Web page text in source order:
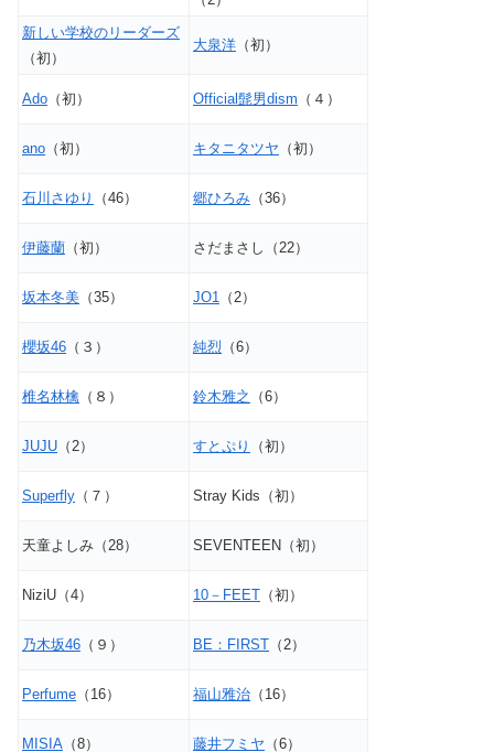
新しい学校のリーダーズ
（初）
大泉洋 （初）
Ado （初） Official髭男dism （４）
ano （初） キタニタツヤ （初）
石川さゆり （46） 郷ひろみ （36）
伊藤蘭 （初） さだまさし（22）
坂本冬美 （35） JO1 （2）
櫻坂46 （３） 純烈 （6）
椎名林檎 （８） 鈴木雅之 （6）
JUJU （2） すとぷり （初）
Superfly （７） Stray Kids（初）
天童よしみ（28） SEVENTEEN（初）
NiziU（4） 10－FEET （初）
乃木坂46 （９） BE：FIRST （2）
Perfume （16） 福山雅治 （16）
MISIA （8） 藤井フミヤ （6）